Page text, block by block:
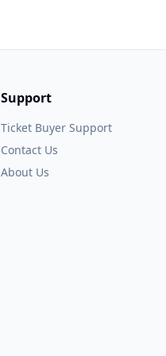
Support
Ticket Buyer Support
Contact Us
About Us